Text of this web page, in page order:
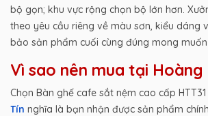
bộ gọn; khu vực rộng chọn bộ lớn hơn.
theo yêu cầu riêng về màu sơn, kiểu dáng
bảo sản phẩm cuối cùng đúng mong muốn
Vì sao nên mua tại Hoàng
Chọn Bàn ghế cafe sắt nệm cao cấp
Tín nghĩa là bạn nhận được sản phẩm